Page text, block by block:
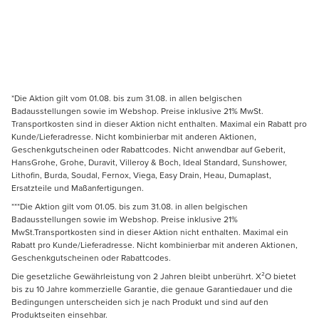
*Die Aktion gilt vom 01.08. bis zum 31.08. in allen belgischen
Badausstellungen sowie im Webshop. Preise inklusive 21% MwSt.
Transportkosten sind in dieser Aktion nicht enthalten. Maximal ein Rabatt pro
Kunde/Lieferadresse. Nicht kombinierbar mit anderen Aktionen,
Geschenkgutscheinen oder Rabattcodes. Nicht anwendbar auf Geberit,
HansGrohe, Grohe, Duravit, Villeroy & Boch, Ideal Standard, Sunshower,
Lithofin, Burda, Soudal, Fernox, Viega, Easy Drain, Heau, Dumaplast,
Ersatzteile und Maßanfertigungen.
***Die Aktion gilt vom 01.05. bis zum 31.08. in allen belgischen
Badausstellungen sowie im Webshop. Preise inklusive 21%
MwSt.Transportkosten sind in dieser Aktion nicht enthalten. Maximal ein
Rabatt pro Kunde/Lieferadresse. Nicht kombinierbar mit anderen Aktionen,
Geschenkgutscheinen oder Rabattcodes.
Die gesetzliche Gewährleistung von 2 Jahren bleibt unberührt. X²O bietet
bis zu 10 Jahre kommerzielle Garantie, die genaue Garantiedauer und die
Bedingungen unterscheiden sich je nach Produkt und sind auf den
Produktseiten einsehbar.